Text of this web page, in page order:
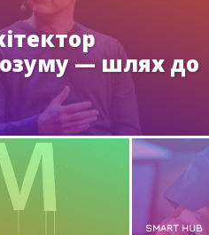
— шлях до
SMART HUB